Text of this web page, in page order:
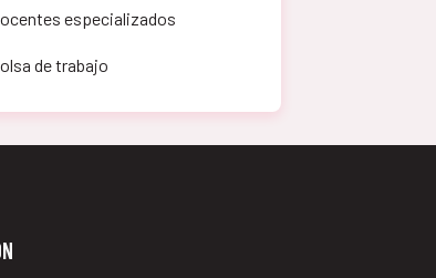
especializados
de trabajo